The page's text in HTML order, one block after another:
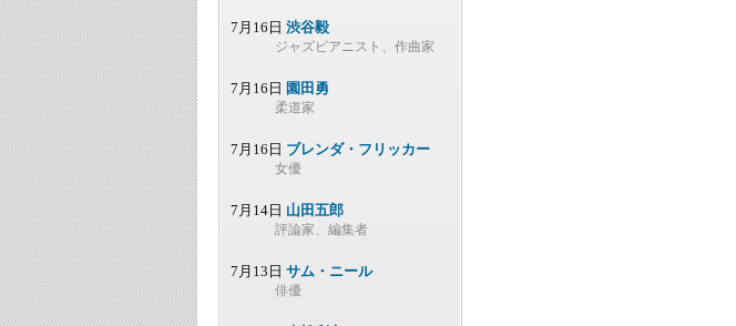
7月16日 渋谷毅
ジャズピアニスト、作曲家
7月16日 園田勇
柔道家
7月16日 ブレンダ・フリッカー
女優
7月14日 山田五郎
評論家、編集者
7月13日 サム・ニール
俳優